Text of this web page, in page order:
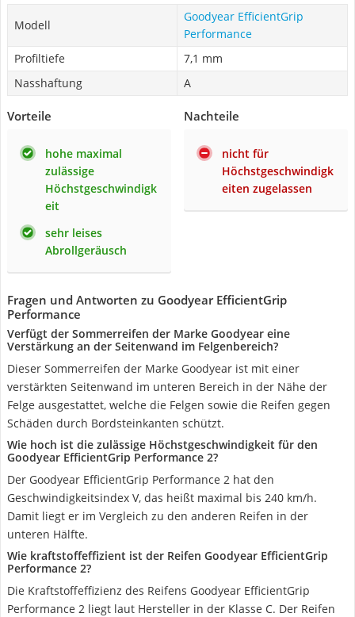
Modell
Goodyear EfficientGrip
Performance
Profiltiefe
7,1 mm
Nasshaftung
A
Vorteile
hohe maximal
zulässige
Höchstgeschwindigk
eit
sehr leises
Abrollgeräusch
Nachteile
nicht für
Höchstgeschwindigk
eiten zugelassen
Fragen und Antworten zu Goodyear EfficientGrip
Performance
Verfügt der Sommerreifen der Marke Goodyear eine
Verstärkung an der Seitenwand im Felgenbereich?
Dieser Sommerreifen der Marke Goodyear ist mit einer
verstärkten Seitenwand im unteren Bereich in der Nähe der
Felge ausgestattet, welche die Felgen sowie die Reifen gegen
Schäden durch Bordsteinkanten schützt.
Wie hoch ist die zulässige Höchstgeschwindigkeit für den
Goodyear EfficientGrip Performance 2?
Der Goodyear EfficientGrip Performance 2 hat den
Geschwindigkeitsindex V, das heißt maximal bis 240 km/h.
Damit liegt er im Vergleich zu den anderen Reifen in der
unteren Hälfte.
Wie kraftstoffeffizient ist der Reifen Goodyear EfficientGrip
Performance 2?
Die Kraftstoffeffizienz des Reifens Goodyear EfficientGrip
Performance 2 liegt laut Hersteller in der Klasse C. Der Reifen